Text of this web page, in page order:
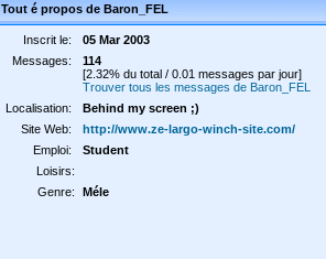
Tout é propos de Baron_FEL
Inscrit le:
05 Mar 2003
Messages:
114
[2.32% du total / 0.01 messages par jour]
Trouver tous les messages de Baron_FEL
Localisation:
Behind my screen ;)
Site Web:
http://www.ze-largo-winch-site.com/
Emploi:
Student
Loisirs:
Genre:
Méle